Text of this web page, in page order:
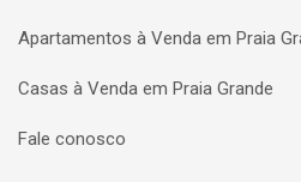
Apartamentos à Venda em Praia
Casas à Venda em Praia Grande
Fale conosco